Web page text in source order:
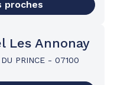
proches
Les Annonay
PRINCE - 07100